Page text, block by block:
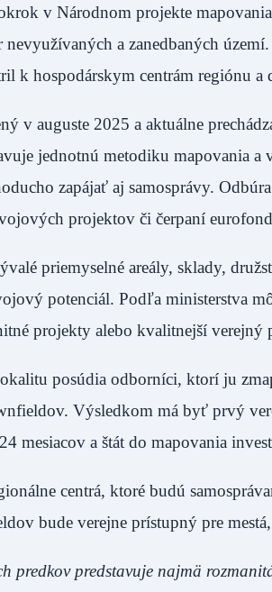
v Národnom projekte
nevyužívaných a zanedbaných
k hospodárskym centrám regiónu a
v auguste 2025 a aktuálne
jednotnú metodiku mapovania a
zapájať aj samosprávy.
projektov či čerpaní
priemyselné areály, sklady,
potenciál. Podľa ministerstva
projekty alebo kvalitnejší verejný
posúdia odborníci, ktorí ju
Výsledkom má byť prvý
mesiacov a štát do mapovania
centrá, ktoré budú
bude verejne prístupný pre
predkov predstavuje najmä